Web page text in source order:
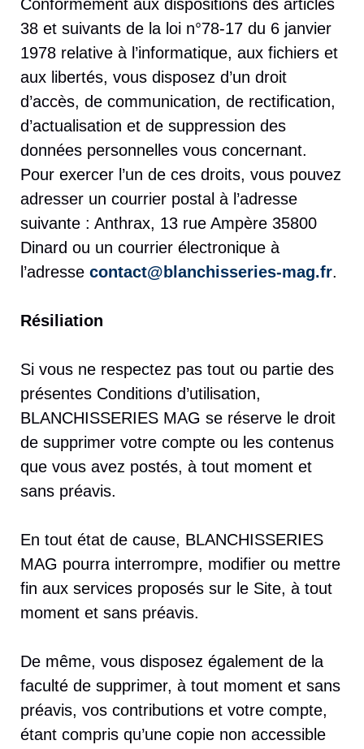
Conformément aux dispositions des articles
38 et suivants de la loi n°78-17 du 6 janvier
1978 relative à l’informatique, aux fichiers et
aux libertés, vous disposez d’un droit
d’accès, de communication, de rectification,
d’actualisation et de suppression des
données personnelles vous concernant.
Pour exercer l’un de ces droits, vous pouvez
adresser un courrier postal à l’adresse
suivante : Anthrax, 13 rue Ampère 35800
Dinard ou un courrier électronique à
l’adresse contact@blanchisseries-mag.fr.
Résiliation
Si vous ne respectez pas tout ou partie des
présentes Conditions d’utilisation,
BLANCHISSERIES MAG se réserve le droit
de supprimer votre compte ou les contenus
que vous avez postés, à tout moment et
sans préavis.
En tout état de cause, BLANCHISSERIES
MAG pourra interrompre, modifier ou mettre
fin aux services proposés sur le Site, à tout
moment et sans préavis.
De même, vous disposez également de la
faculté de supprimer, à tout moment et sans
préavis, vos contributions et votre compte,
étant compris qu’une copie non accessible